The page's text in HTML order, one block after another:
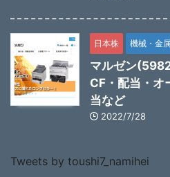
日本株 機械・金
マルゼン
CF・配当・オ
当など
2022/7/28
Tweets by toushi7_namihei